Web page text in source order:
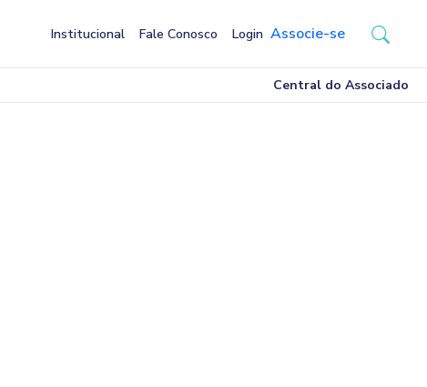
Institucional Fale Conosco Login Associe-se
Central do Associado